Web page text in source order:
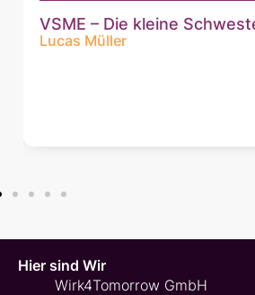
VSME – Die kleine
Lucas Müller
Hier sind Wir
Wirk4Tomorrow GmbH